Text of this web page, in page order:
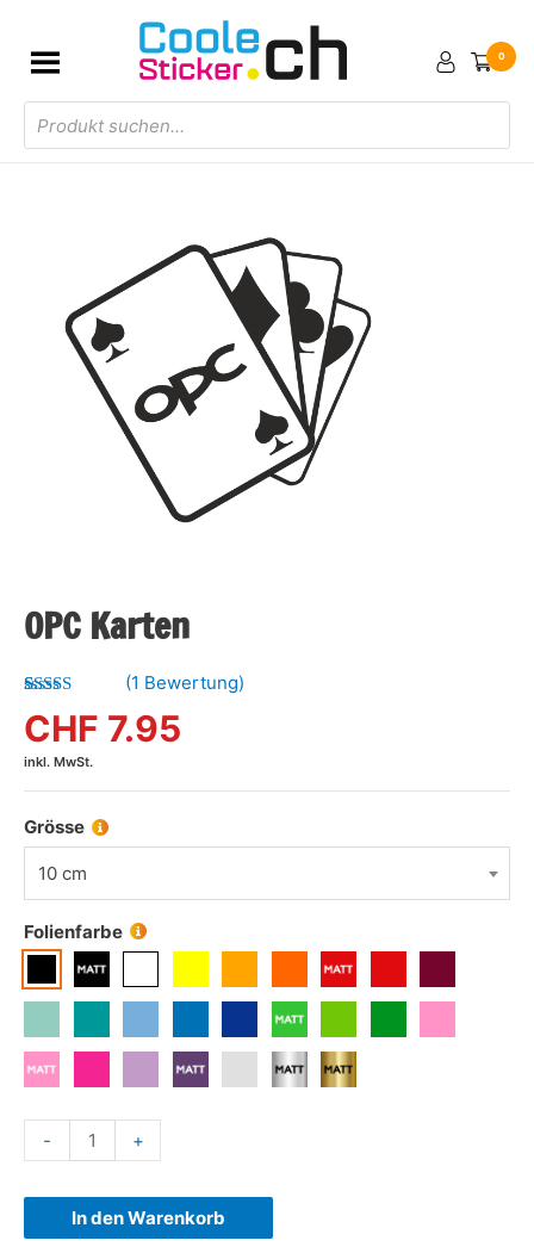
Products
search
0
OPC Karten
5.00 von 5,
basierend
auf
(1 Bewertung)
CHF 7.95
inkl. MwSt.
Grösse
10 cm
Folienfarbe
- +
In den Warenkorb